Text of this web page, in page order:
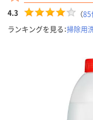
4.3 （85
ランキングを見る：掃除用